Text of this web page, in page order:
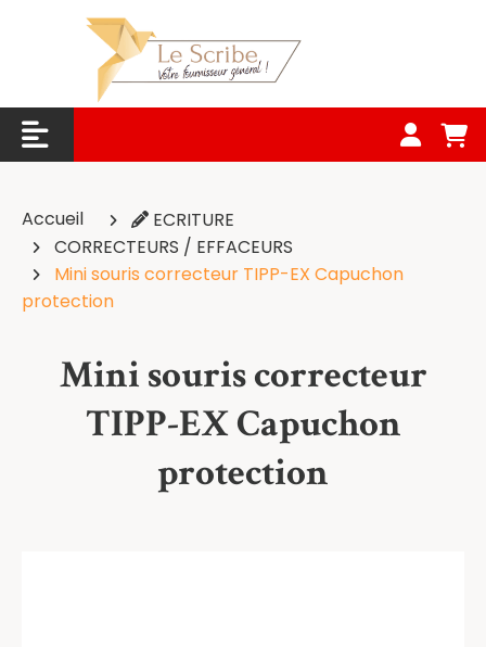
Accueil
ECRITURE
CORRECTEURS / EFFACEURS
Mini souris correcteur TIPP-EX Capuchon
protection
Mini souris correcteur
TIPP-EX Capuchon
protection